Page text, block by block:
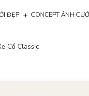
ĐẸP + CONCEPT ẢNH
Cổ Classic